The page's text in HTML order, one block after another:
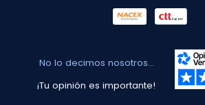
No lo decimos nosotros...
¡Tu opinión es importante!